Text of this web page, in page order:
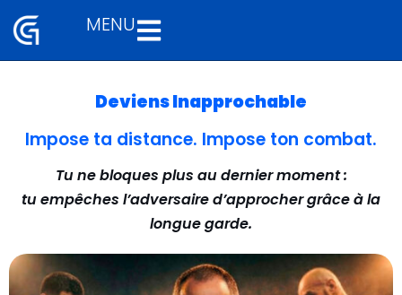
Aller
MENU
Deviens Inapprochable
Impose ta distance. Impose ton combat.
Tu ne bloques plus au dernier moment :
tu empêches l’adversaire d’approcher grâce à la
longue garde.